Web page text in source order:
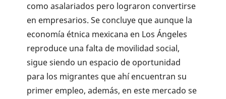
como asalariados pero lograron convertirse
en empresarios. Se concluye que aunque la
economía étnica mexicana en Los Ángeles
reproduce una falta de movilidad social,
sigue siendo un espacio de oportunidad
para los migrantes que ahí encuentran su
primer empleo, además, en este mercado se